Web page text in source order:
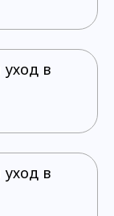
в
в